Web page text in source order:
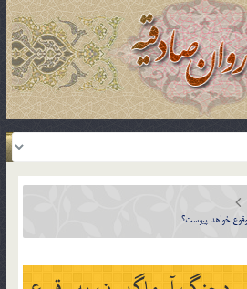
خواهد پیوست؟